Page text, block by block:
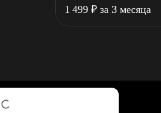
1 499 ₽ за 3 месяца